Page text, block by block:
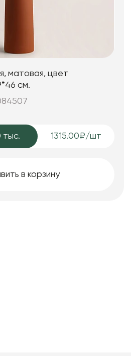
матовая, цвет
см.
тыс. 1315.00₽/шт
в корзину